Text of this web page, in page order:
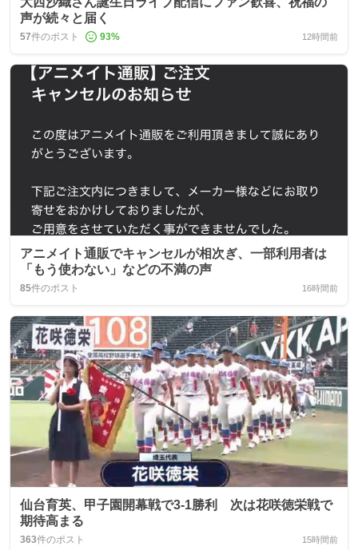
声が続々と届く
57件のポスト 93% 12時間前
アニメイト通販でキャンセルが相次ぎ、一部利用者は
「もう使わない」などの不満の声
85件のポスト 16時間前
仙台育英、甲子園開幕戦で3-1勝利 次は花咲徳栄戦で
期待高まる
363件のポスト 15時間前